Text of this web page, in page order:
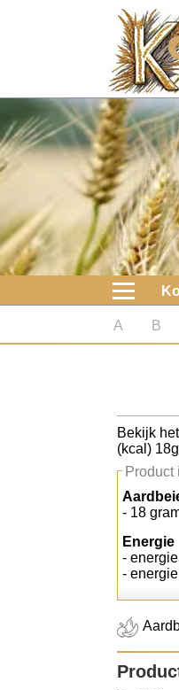
Koolhydraten
Nieuws
Koolhydraatarme
Boeken
koolhydraatarme
Diabetes test
Koolhydraten tellen
A B
Bekijk
(kcal)
Product
- 18
Energie
-
-